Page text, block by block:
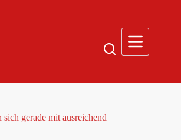
gerade mit ausreichend